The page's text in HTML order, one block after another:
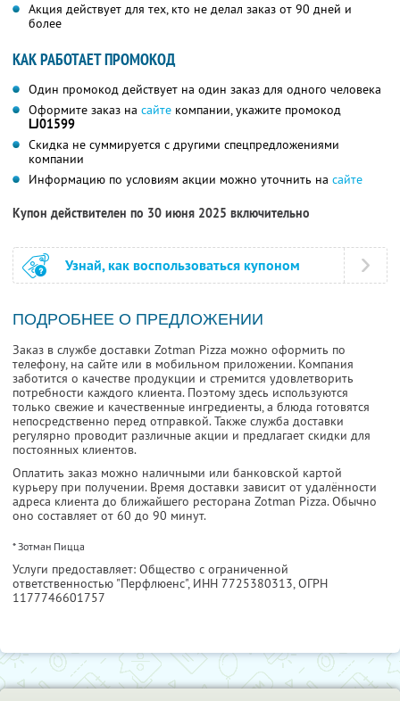
Акция действует для тех, кто не делал заказ от 90 дней и
более
КАК РАБОТАЕТ ПРОМОКОД
Один промокод действует на один заказ для одного человека
Оформите заказ на сайте компании, укажите промокод
LJ01599
Скидка не суммируется с другими спецпредложениями
компании
Информацию по условиям акции можно уточнить на сайте
Купон действителен по 30 июня 2025 включительно
Узнай, как воспользоваться купоном
ПОДРОБНЕЕ О ПРЕДЛОЖЕНИИ
Заказ в службе доставки Zotman Pizza можно оформить по
телефону, на сайте или в мобильном приложении. Компания
заботится о качестве продукции и стремится удовлетворить
потребности каждого клиента. Поэтому здесь используются
только свежие и качественные ингредиенты, а блюда готовятся
непосредственно перед отправкой. Также служба доставки
регулярно проводит различные акции и предлагает скидки для
постоянных клиентов.
Оплатить заказ можно наличными или банковской картой
курьеру при получении. Время доставки зависит от удалённости
адреса клиента до ближайшего ресторана Zotman Pizza. Обычно
оно составляет от 60 до 90 минут.
* Зотман Пицца
Услуги предоставляет: Общество с ограниченной
ответственностью "Перфлюенс", ИНН 7725380313, ОГРН
1177746601757